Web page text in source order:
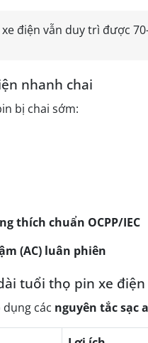
điện vẫn duy trì được
nhanh chai
bị chai sớm:
thích chuẩn OCPP/IEC
(AC) luân phiên
tuổi thọ pin xe điện
các nguyên tắc sạc